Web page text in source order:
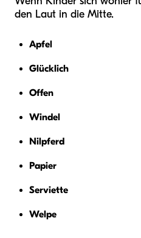
den Laut in die Mitte.
Apfel
Glücklich
Offen
Windel
Nilpferd
Papier
Serviette
Welpe